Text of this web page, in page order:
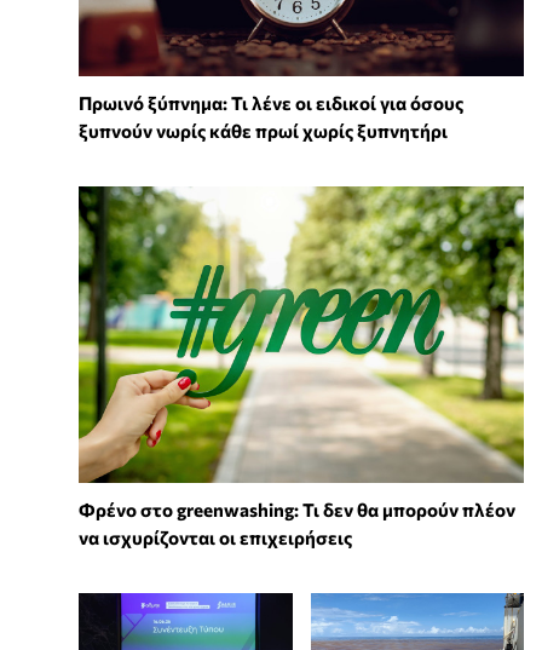
Πρωινό ξύπνημα: Τι λένε οι ειδικοί για όσους
ξυπνούν νωρίς κάθε πρωί χωρίς ξυπνητήρι
Φρένο στο greenwashing: Τι δεν θα μπορούν πλέον
να ισχυρίζονται οι επιχειρήσεις